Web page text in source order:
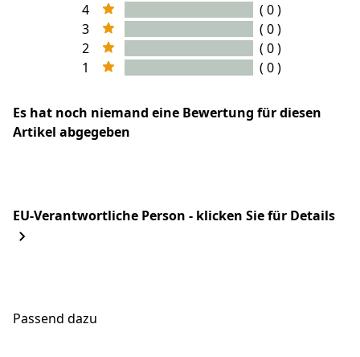
4
( 0 )
3
( 0 )
2
( 0 )
1
( 0 )
Es hat noch niemand eine Bewertung für diesen
Artikel abgegeben
EU-Verantwortliche Person - klicken Sie für Details
Passend dazu